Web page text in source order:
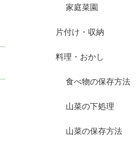
家庭菜園
片付け・収納
料理・おかし
食べ物の保存方法
山菜の下処理
山菜の保存方法